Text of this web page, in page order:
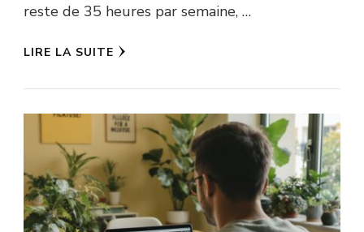
reste de 35 heures par semaine, …
LIRE LA SUITE